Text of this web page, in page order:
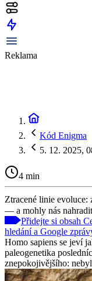
Reklama
Kód Enigma
5. 12. 2025,
4 min
Ztracené linie evoluce:
— a mohly nás
Přidejte si obsah
hledání a Google
Homo sapiens se jeví
paleogenetika
znepokojivějšího: